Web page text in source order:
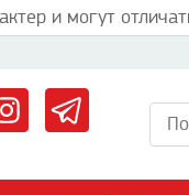
и могут